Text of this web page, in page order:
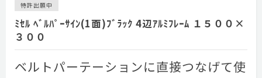
特許出願中
ﾐｾﾙ ﾍﾞﾙﾊﾟｰｻｲﾝ(1面)ﾌﾞﾗｯｸ 4辺ｱﾙﾐﾌﾚｰﾑ １５００×
３００
ベルトパーテーションに直接つなげて使